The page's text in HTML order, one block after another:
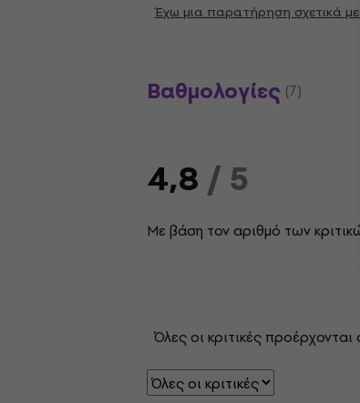
Έχω μια παρατήρηση σχετικά
Βαθμολογίες (7)
4,8/ 5
Με βάση τον αριθμό των
Όλες οι κριτικές